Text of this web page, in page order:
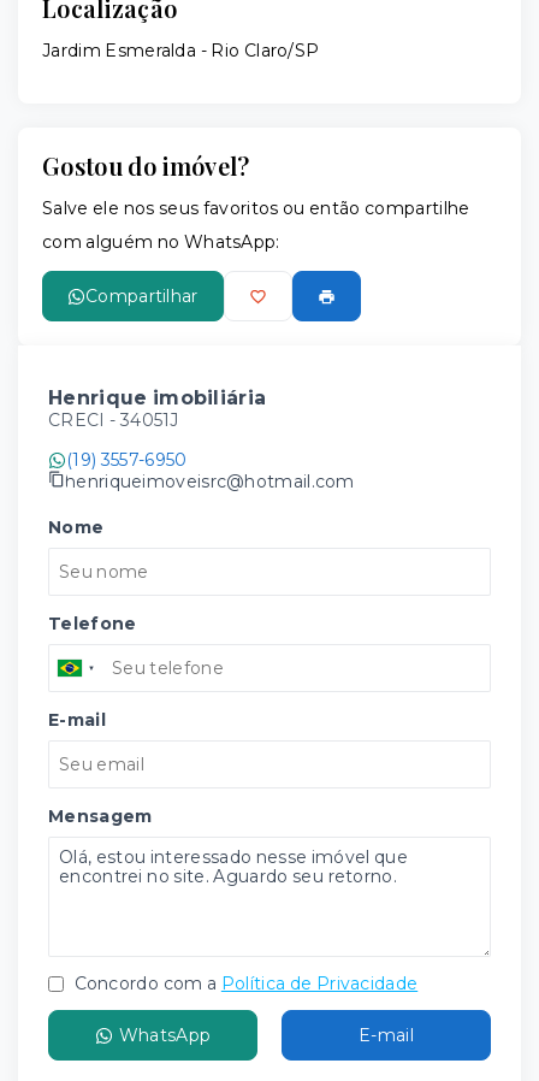
Localização
Jardim Esmeralda - Rio Claro/SP
Gostou do imóvel?
Salve ele nos seus favoritos ou então compartilhe
com alguém no WhatsApp:
Compartilhar
Henrique imobiliária
CRECI - 34051J
(19) 3557-6950
henriqueimoveisrc@hotmail.com
Nome
Telefone
E-mail
Mensagem
Concordo com a Política de Privacidade
WhatsApp E-mail